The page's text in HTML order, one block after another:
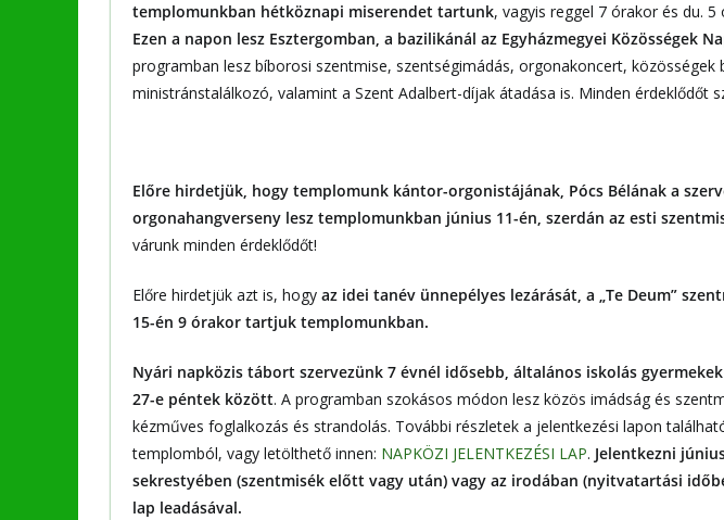
templomunkban hétköznapi miserendet tartunk, vagyis reggel 7 órakor és du.
Ezen a napon lesz Esztergomban, a bazilikánál az Egyházmegyei Közösségek
programban lesz bíborosi szentmise, szentségimádás, orgonakoncert, közösségek
ministránstalálkozó, valamint a Szent Adalbert-díjak átadása is. Minden érdeklődőt
Előre hirdetjük, hogy templomunk kántor-orgonistájának, Pócs Bélának a
orgonahangverseny lesz templomunkban június 11-én, szerdán az esti
várunk minden érdeklődőt!
Előre hirdetjük azt is, hogy az idei tanév ünnepélyes lezárását, a „Te Deum”
15-én 9 órakor tartjuk templomunkban.
Nyári napközis tábort szervezünk 7 évnél idősebb, általános iskolás
27-e péntek között. A programban szokásos módon lesz közös imádság és
kézműves foglalkozás és strandolás. További részletek a jelentkezési lapon
templomból, vagy letölthető innen: NAPKÖZI JELENTKEZÉSI LAP. Jelentkezni
sekrestyében (szentmisék előtt vagy után) vagy az irodában (nyitvatartási
lap leadásával.